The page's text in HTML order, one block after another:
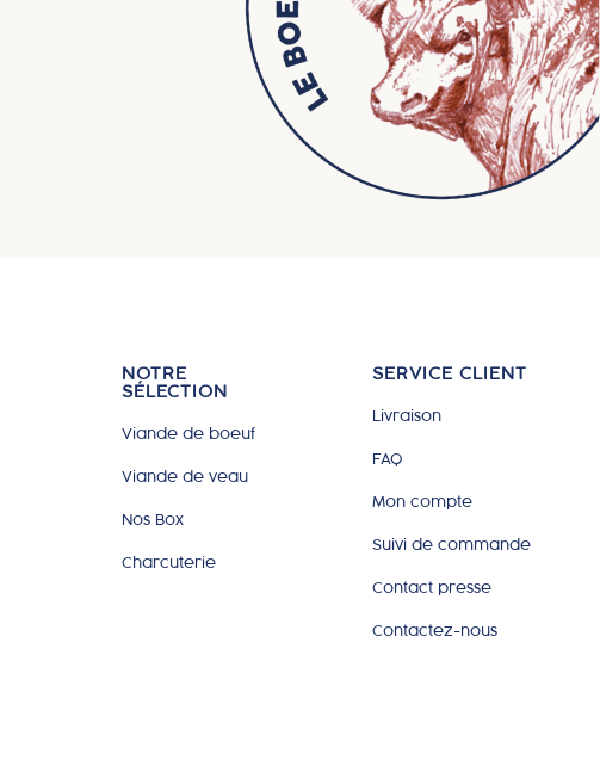
NOTRE
SÉLECTION
Viande de boeuf
Viande de veau
Nos Box
Charcuterie
SERVICE CLIENT
Livraison
FAQ
Mon compte
Suivi de commande
Contact presse
Contactez-nous